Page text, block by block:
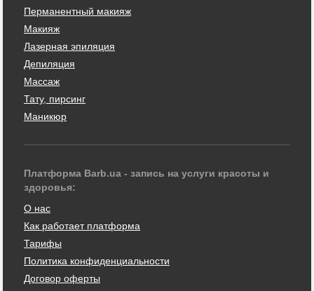
Перманентный макияж
Макияж
Лазерная эпиляция
Депиляция
Массаж
Тату, пирсинг
Маникюр
Платформа Barb.ua - запись на услуги красоты и
здоровья:
О нас
Как работает платформа
Тарифы
Политика конфиденциальности
Договор оферты